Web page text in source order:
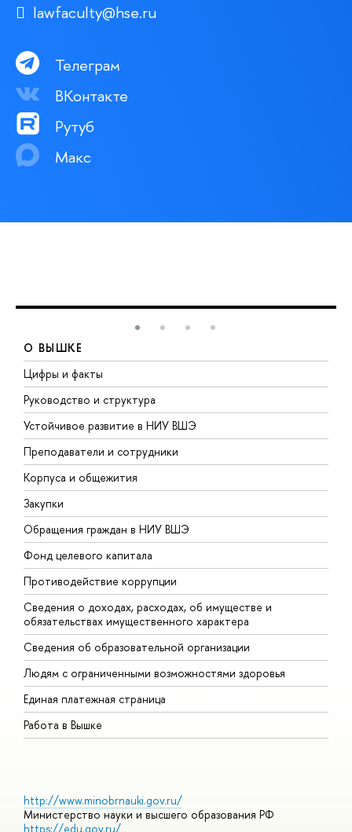
lawfaculty@hse.ru
Телеграм
ВКонтакте
Рутуб
Макс
О ВЫШКЕ
Цифры и факты
Руководство и структура
Устойчивое развитие в НИУ ВШЭ
Преподаватели и сотрудники
Корпуса и общежития
Закупки
Обращения граждан в НИУ ВШЭ
Фонд целевого капитала
Противодействие коррупции
Сведения о доходах, расходах, об имуществе и
обязательствах имущественного характера
Сведения об образовательной организации
Людям с ограниченными возможностями здоровья
Единая платежная страница
Работа в Вышке
http://www.minobrnauki.gov.ru/
Министерство науки и высшего образования РФ
https://edu.gov.ru/